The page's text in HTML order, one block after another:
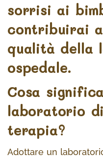
sorrisi ai
contribuirai
qualità della
ospedale.
Cosa
laboratorio
terapia?
Adottare un